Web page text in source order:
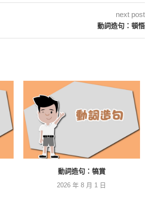
next post
動詞造句：頓悟
動詞造句：犒賞
2026 年 8 月 1 日